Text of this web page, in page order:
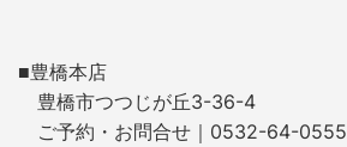
■豊橋本店
豊橋市つつじが丘3-36-4
ご予約・お問合せ｜0532-64-0555